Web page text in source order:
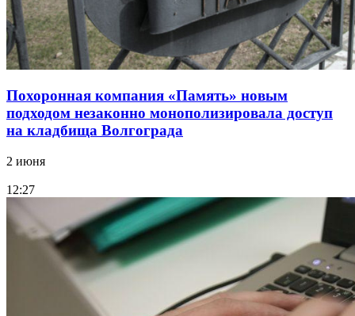
Похоронная компания «Память» новым
подходом незаконно монополизировала доступ
на кладбища Волгограда
2 июня
12:27